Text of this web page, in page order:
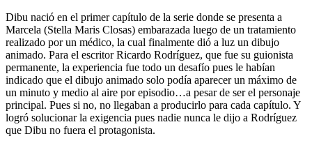
Dibu nació en el primer capítulo de la serie donde se presenta a
Marcela (Stella Maris Closas) embarazada luego de un tratamiento
realizado por un médico, la cual finalmente dió a luz un dibujo
animado. Para el escritor Ricardo Rodríguez, que fue su guionista
permanente, la experiencia fue todo un desafío pues le habían
indicado que el dibujo animado solo podía aparecer un máximo de
un minuto y medio al aire por episodio…a pesar de ser el personaje
principal. Pues si no, no llegaban a producirlo para cada capítulo. Y
logró solucionar la exigencia pues nadie nunca le dijo a Rodríguez
que Dibu no fuera el protagonista.